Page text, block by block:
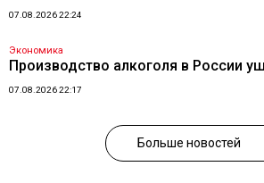
07.08.2026 22:24
Экономика
Производство алкоголя в России
07.08.2026 22:17
Больше новостей